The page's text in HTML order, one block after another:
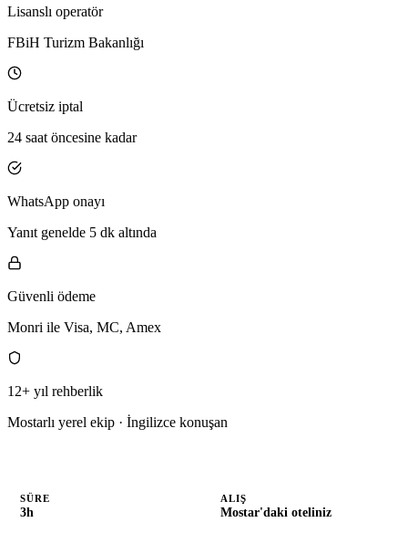
Lisanslı operatör
FBiH Turizm Bakanlığı
Ücretsiz iptal
24 saat öncesine kadar
WhatsApp onayı
Yanıt genelde 5 dk altında
Güvenli ödeme
Monri ile Visa, MC, Amex
12+ yıl rehberlik
Mostarlı yerel ekip · İngilizce konuşan
SÜRE
3h
ALIŞ
Mostar'daki oteliniz